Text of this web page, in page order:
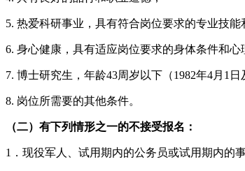
5. 热爱科研事业，具有符合岗位要求的专业技能
6. 身心健康，具有适应岗位要求的身体条件和心
7. 博士研究生，年龄43周岁以下（1982年4月1
8. 岗位所需要的其他条件。
（二）有下列情形之一的不接受报名：
1．现役军人、试用期内的公务员或试用期内的